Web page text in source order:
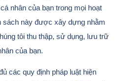
nhân của bạn trong mọi hoạt
sách này được xây dựng nhằm
tôi thu thập, sử dụng, lưu trữ
của bạn.
các quy định pháp luật hiện